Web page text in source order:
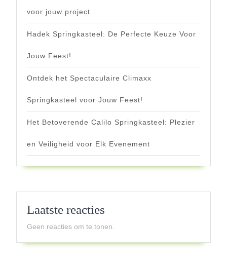
voor jouw project
Hadek Springkasteel: De Perfecte Keuze Voor
Jouw Feest!
Ontdek het Spectaculaire Climaxx
Springkasteel voor Jouw Feest!
Het Betoverende Calilo Springkasteel: Plezier
en Veiligheid voor Elk Evenement
Laatste reacties
Geen reacties om te tonen.